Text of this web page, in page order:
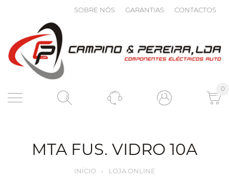
SOBRE NÓS GARANTIAS CONTACTOS
0
MTA FUS. VIDRO 10A
INÍCIO › LOJA ONLINE